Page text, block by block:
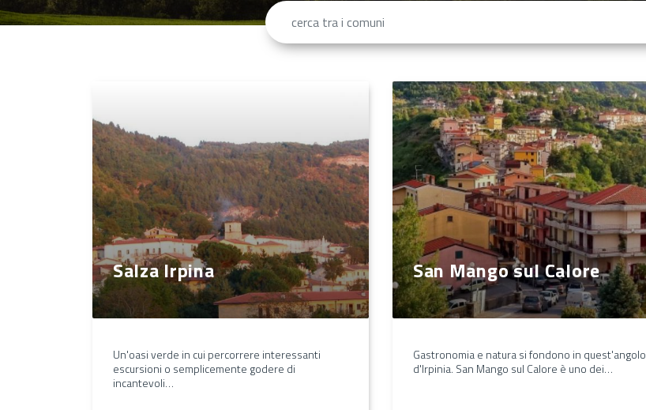
Salza Irpina
Un'oasi verde in cui percorrere interessanti
escursioni o semplicemente godere di
incantevoli…
San Mango sul Calore
Gastronomia e natura si fondono in quest'angolo
d'Irpinia. San Mango sul Calore è uno dei…